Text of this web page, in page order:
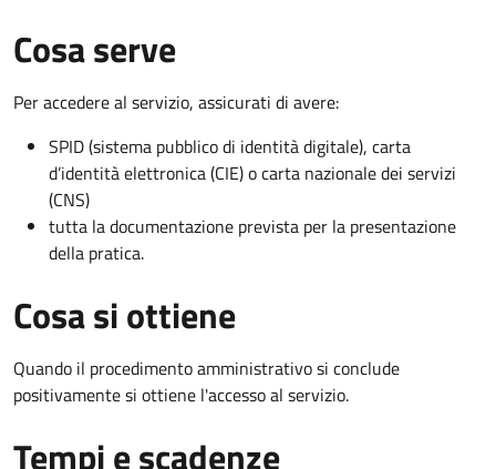
Cosa serve
Per accedere al servizio, assicurati di avere:
SPID (sistema pubblico di identità digitale), carta
d’identità elettronica (CIE) o carta nazionale dei servizi
(CNS)
tutta la documentazione prevista per la presentazione
della pratica.
Cosa si ottiene
Quando il procedimento amministrativo si conclude
positivamente si ottiene l'accesso al servizio.
Tempi e scadenze